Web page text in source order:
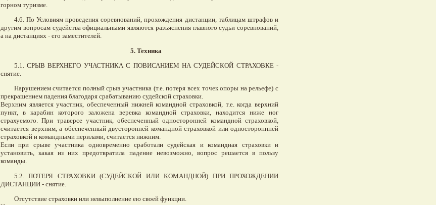
горном туризме.
4.6. По Условиям проведения соревнований, прохождения дистанции, таблицам штрафов и
другим вопросам судейства официальными являются разъяснения главного судьи соревнований,
а на дистанциях - его заместителей.
5. Техника
5.1. СРЫВ ВЕРХНЕГО УЧАСТНИКА С ПОВИСАНИЕМ НА СУДЕЙСКОЙ СТРАХОВКЕ -
снятие.
Нарушением считается полный срыв участника (т.е. потеря всех точек опоры на рельефе) с
прекрашением падения благодаря срабатыванию судейской страховки.
Верхним является участник, обеспеченный нижней командной страховкой, т.е. когда верхний
пункт, в карабин которого заложена веревка командной страховки, находится ниже ног
страхуемого. При траверсе участник, обеспеченный односторонней командной страховкой,
считается верхним, а обеспеченный двусторонней командной страховкой или одностороннней
страховкой и командными перилами, считается нижним.
Если при срыве участника одновременно сработали судейская и командная страховки и
установить, какая из них предотвратила падение невозможно, вопрос решается в пользу
команды.
5.2. ПОТЕРЯ СТРАХОВКИ (СУДЕЙСКОЙ ИЛИ КОМАНДНОЙ) ПРИ ПРОХОЖДЕНИИ
ДИСТАНЦИИ - снятие.
Отсутствие страховки или невыполнение ею своей функции.